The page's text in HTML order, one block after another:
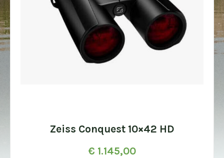
Zeiss Conquest 10×42 HD
€ 1.145,00